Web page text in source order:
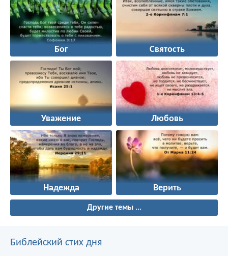
Бог Святость
Уважение Любовь
Надежда Верить
Другие темы ...
Библейский стих дня